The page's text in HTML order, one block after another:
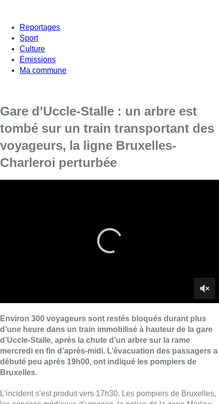
Reportages
Sport
Culture
Émissions
Ma commune
Gare d’Uccle-Stalle : un arbre est
tombé sur un train transportant des
voyageurs, la ligne Bruxelles-
Charleroi perturbée
débuté peu après 19h00, ont indiqué les pompiers de
ainsi que les services ferroviaires se sont rendus sur place.
“Aucun blessé n’est à déplorer”, a précisé le porte-parole des
pompiers de Bruxelles, Walter Derieuw. Selon les premières
constatations, les caténaires ont probablement été touchées
par la chute de l’arbre. Le courant a été coupé et le trafic
ferroviaire interrompu sur la ligne 124.
“Le trafic ferroviaire est perturbé entre Bruxelles et Charleroi. Il
n’y a actuellement pas de trains entre Bruxelles-Midi et
Linkebeek. Nos équipes se rendent sur place pour constater
quand le trafic pourra reprendre normalement“, a détaillé le